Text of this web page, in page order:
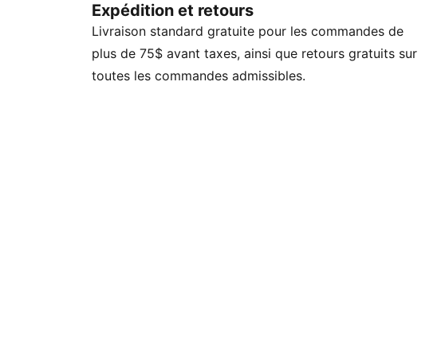
unique.
CARACTÉRISTIQUES ET AVANTAGES
Fabriqué avec au moins 20 % de coton recyclé
DÉTAILS
Expédition et retours
Livraison standard gratuite pour les commandes de
plus de 75$ avant taxes, ainsi que retours gratuits sur
toutes les commandes admissibles.